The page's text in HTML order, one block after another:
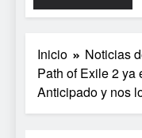
Inicio
Noticias
Path of Exile 2
Anticipado y nos